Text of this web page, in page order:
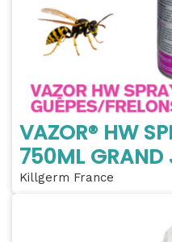
VAZOR® HW
750ML GRAND
Killgerm France